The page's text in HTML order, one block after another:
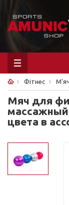
Фітнес
Мяч для
массажный
цвета в